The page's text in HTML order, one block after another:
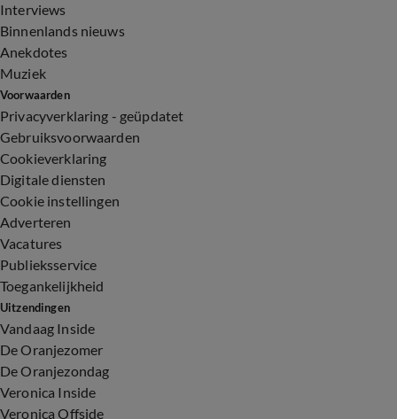
Interviews
Binnenlands nieuws
Anekdotes
Muziek
Voorwaarden
Privacyverklaring - geüpdatet
Gebruiksvoorwaarden
Cookieverklaring
Digitale diensten
Cookie instellingen
Adverteren
Vacatures
Publieksservice
Toegankelijkheid
Uitzendingen
Vandaag Inside
De Oranjezomer
De Oranjezondag
Veronica Inside
Veronica Offside